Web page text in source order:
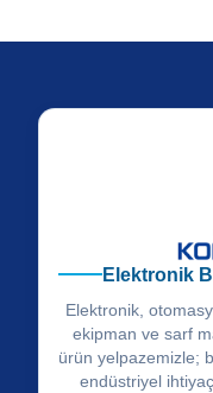
Elektronik
Elektronik,
ekipman ve sarf
ürün yelpazemizle;
endüstriyel